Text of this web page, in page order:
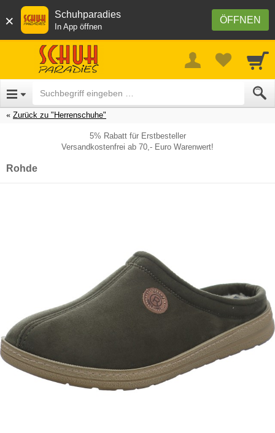
× ÖFFNEN
Schuhparadies
In App öffnen
Zurück zu "Herrenschuhe"
5% Rabatt für Erstbesteller
Versandkostenfrei ab 70,- Euro Warenwert!
Rohde